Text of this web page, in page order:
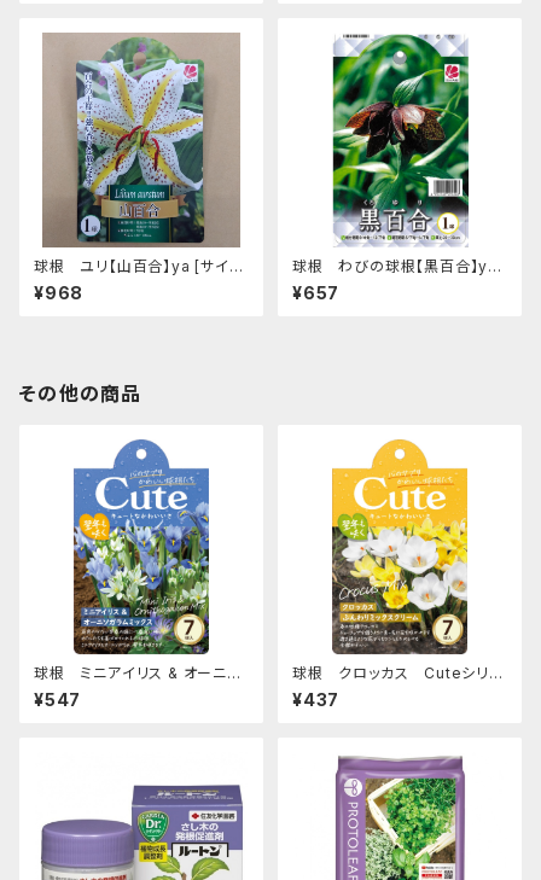
球根 ユリ【山百合】ya [サイズ:
1球入り]
¥968
球根 わびの球根【黒百合】ya
[サイズ: 1球入り]
¥657
その他の商品
球根 ミニアイリス & オーニソ
ガラム Cuteシリーズ 【ミック
ス】are [サイズ: 7球入り]
¥547
球根 クロッカス Cuteシリー
ズ 【ふんわりミックスクリーム】a
re [サイズ: 7球入り]
¥437